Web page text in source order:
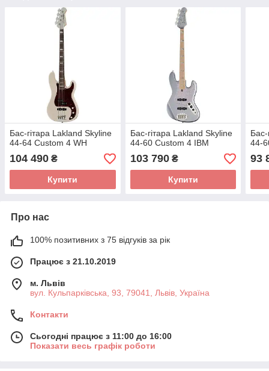
Бас-гітара Lakland Skyline
44-64 Custom 4 WH
104 490 ₴
Купити
Бас-гітара Lakland Skyline
44-60 Custom 4 IBM
103 790₴
Купити
Бас-
44-
93
Про нас
100% позитивних з 75 відгуків за рік
Працює з 21.10.2019
м. Львів
вул. Кульпарківська, 93, 79041, Львів, Україна
Контакти
Сьогодні працює з 11:00 до 16:00
Показати весь графік роботи